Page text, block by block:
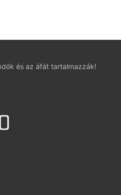
és az áfát tartalmazzák!